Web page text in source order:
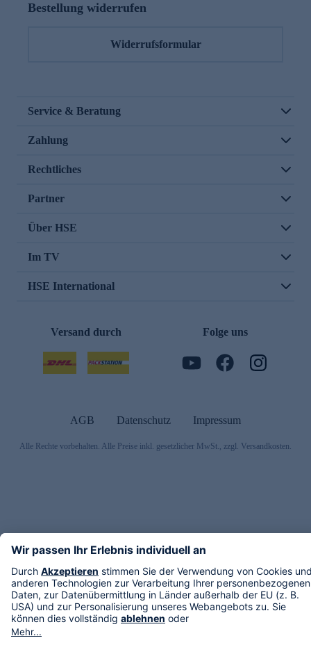
Bestellung widerrufen
Widerrufsformular
Service & Beratung
Zahlung
Rechtliches
Partner
Über HSE
Im TV
HSE International
Versand durch Folge uns
AGB Datenschutz Impressum
Alle Rechte vorbehalten. Alle Preise inkl. gesetzlicher MwSt., zzgl. Versandkosten.